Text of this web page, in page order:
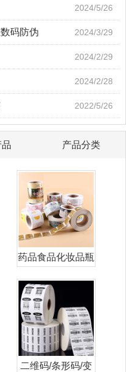
2024/5/26
码防伪 2024/3/29
2024/2/29
2024/2/28
2022/5/26
产品分类
药品食品化妆品瓶
二维码/条形码/变